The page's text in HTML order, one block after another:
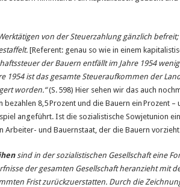
von der Steuerzahlung gänzlich
[Referent: genau so wie in einem
der Bauern entfällt im Jahre 1954
1954 ist das gesamte Steueraufkommen der
worden.“(S. 598) Hier sehen wir das auch
8,5 Prozent und die Bauern ein Prozent
angeführt. Ist die sozialistische Sowjetunion
Arbeiter- und Bauernstaat, der die Bauern
sind in der sozialistischen Gesellschaft eine
der gesamten Gesellschaft heranzieht mit
Frist zurückzuerstatten. Durch die